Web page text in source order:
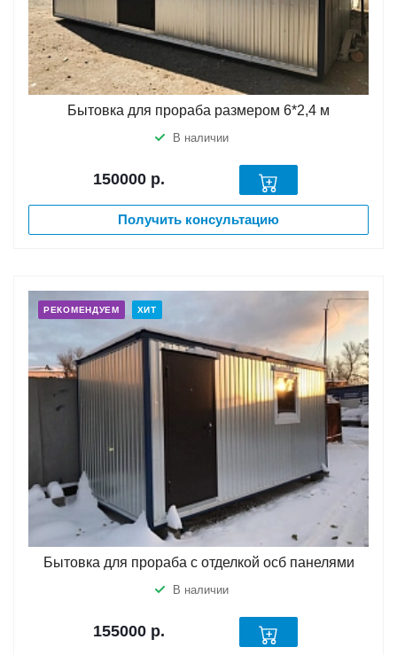
Бытовка для прораба размером 6*2,4 м
В наличии
150000 р.
Получить консультацию
РЕКОМЕНДУЕМ ХИТ
Бытовка для прораба с отделкой осб панелями
В наличии
155000 р.